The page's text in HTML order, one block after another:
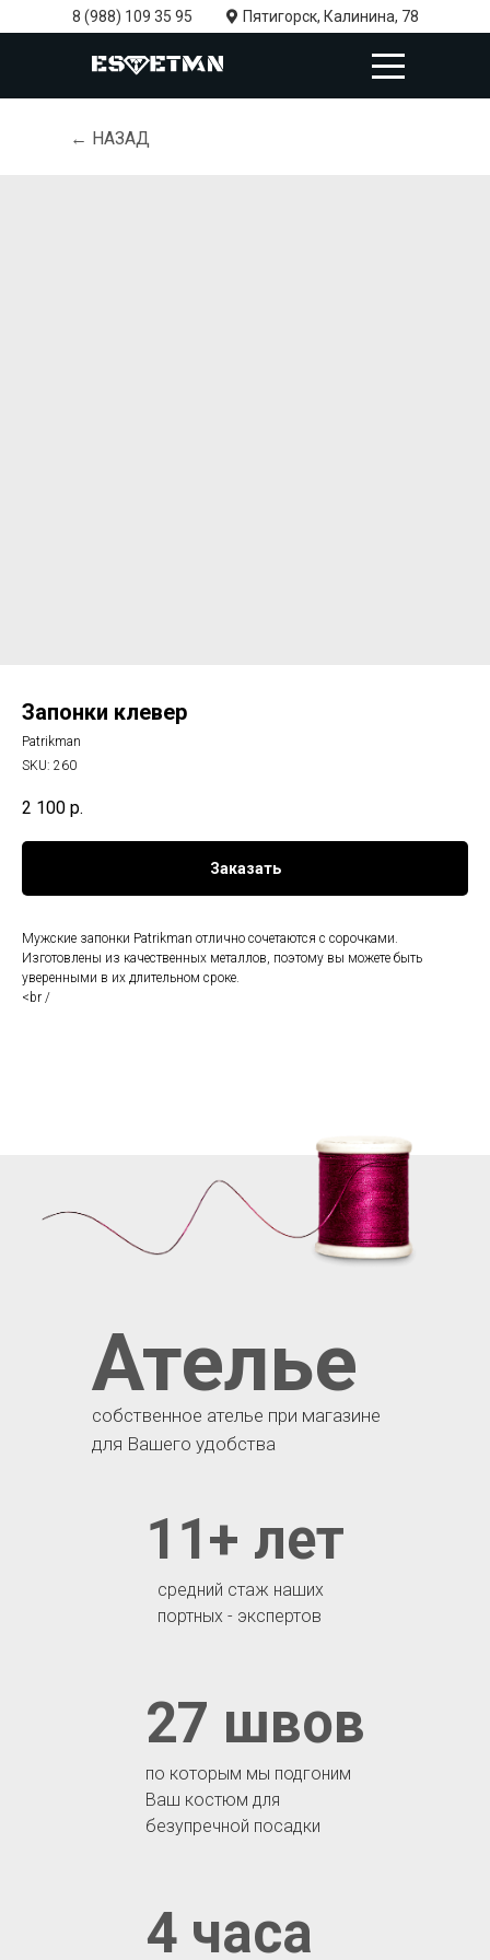
8 (988) 109 35 95 Пятигорск, Калинина, 78
← НАЗАД
Запонки клевер
Patrikman
SKU: 260
2 100 р.
Заказать
Мужские запонки Patrikman отлично сочетаются с сорочками.
Изготовлены из качественных металлов, поэтому вы можете быть
уверенными в их длительном сроке.
<br /
4 часа
по которым мы подгоним
Ваш костюм для
безупречной посадки
27 швов
средний стаж наших
портных - экспертов
11+ лет
Ателье
собственное ателье при магазине
для Вашего удобства